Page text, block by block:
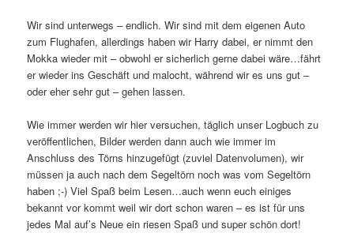
Wir sind unterwegs – endlich. Wir sind mit dem eigenen Auto
zum Flughafen, allerdings haben wir Harry dabei, er nimmt den
Mokka wieder mit – obwohl er sicherlich gerne dabei wäre…fährt
er wieder ins Geschäft und malocht, während wir es uns gut –
oder eher sehr gut – gehen lassen.
Wie immer werden wir hier versuchen, täglich unser Logbuch zu
veröffentlichen, Bilder werden dann auch wie immer im
Anschluss des Törns hinzugefügt (zuviel Datenvolumen), wir
müssen ja auch nach dem Segeltörn noch was vom Segeltörn
haben ;-) Viel Spaß beim Lesen…auch wenn euch einiges
bekannt vor kommt weil wir dort schon waren – es ist für uns
jedes Mal auf’s Neue ein riesen Spaß und super schön dort!